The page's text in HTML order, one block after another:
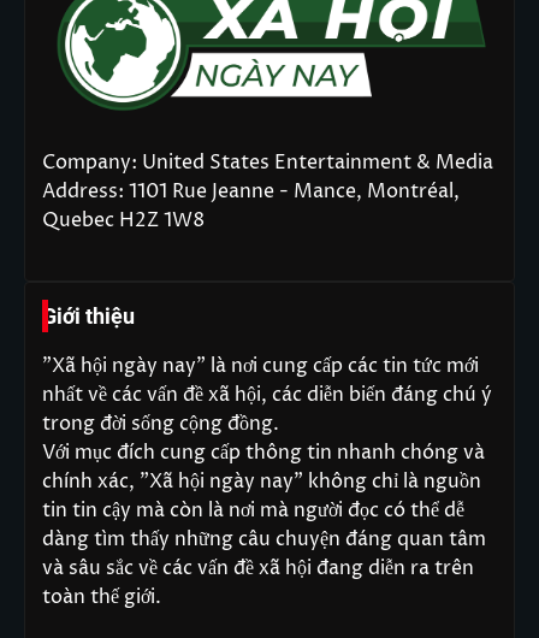
Company: United States Entertainment & Media
Address: 1101 Rue Jeanne - Mance, Montréal,
Quebec H2Z 1W8
Giới thiệu
"Xã hội ngày nay" là nơi cung cấp các tin tức mới
nhất về các vấn đề xã hội, các diễn biến đáng chú ý
trong đời sống cộng đồng.
Với mục đích cung cấp thông tin nhanh chóng và
chính xác, "Xã hội ngày nay" không chỉ là nguồn
tin tin cậy mà còn là nơi mà người đọc có thể dễ
dàng tìm thấy những câu chuyện đáng quan tâm
và sâu sắc về các vấn đề xã hội đang diễn ra trên
toàn thế giới.